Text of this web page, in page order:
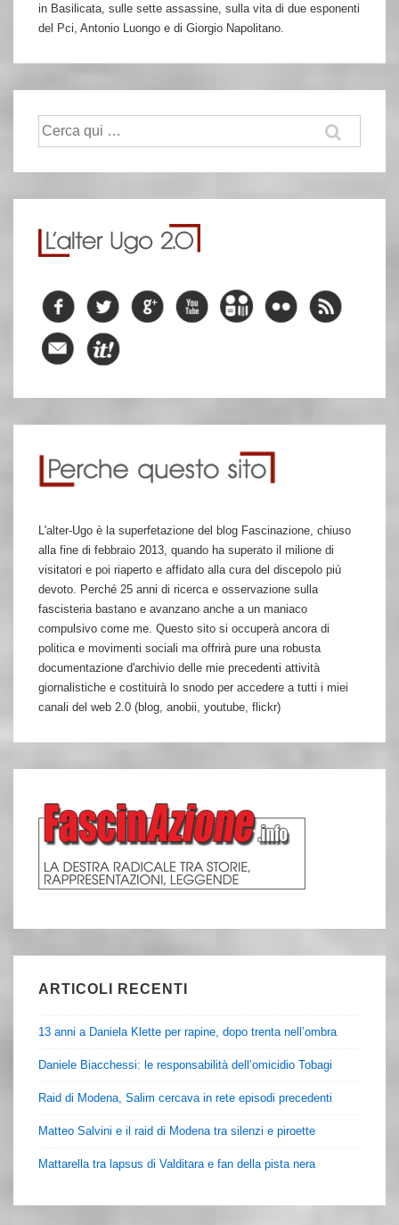
in Basilicata, sulle sette assassine, sulla vita di due esponenti
del Pci, Antonio Luongo e di Giorgio Napolitano.
Cerca:
L'alter-Ugo è la superfetazione del blog Fascinazione, chiuso
alla fine di febbraio 2013, quando ha superato il milione di
visitatori e poi riaperto e affidato alla cura del discepolo più
devoto. Perché 25 anni di ricerca e osservazione sulla
fascisteria bastano e avanzano anche a un maniaco
compulsivo come me. Questo sito si occuperà ancora di
politica e movimenti sociali ma offrirà pure una robusta
documentazione d'archivio delle mie precedenti attività
giornalistiche e costituirà lo snodo per accedere a tutti i miei
canali del web 2.0 (blog, anobii, youtube, flickr)
ARTICOLI RECENTI
13 anni a Daniela Klette per rapine, dopo trenta nell’ombra
Daniele Biacchessi: le responsabilità dell’omicidio Tobagi
Raid di Modena, Salim cercava in rete episodi precedenti
Matteo Salvini e il raid di Modena tra silenzi e piroette
Mattarella tra lapsus di Valditara e fan della pista nera